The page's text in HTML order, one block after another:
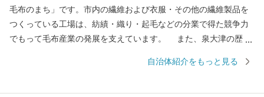
毛布のまち」です。市内の繊維および衣服・その他の繊維製品を
つくっている工場は、紡績・織り・起毛などの分業で得た競争力
でもって毛布産業の発展を支えています。 また、泉大津の歴史
ていました。交通の要として人の往来も多く、随筆や紀行の中に
自治体紹介をもっと見る